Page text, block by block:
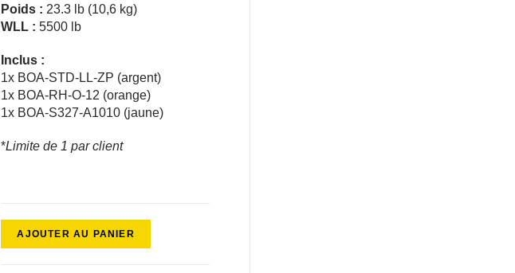
Poids : 23.3 lb (10,6 kg)
WLL : 5500 lb
Inclus :
1x BOA-STD-LL-ZP (argent)
1x BOA-RH-O-12 (orange)
1x BOA-S327-A1010 (jaune)
*Limite de 1 par client
AJOUTER AU PANIER